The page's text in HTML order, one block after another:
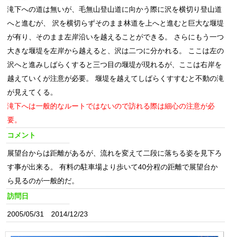
滝下への道は無いが、毛無山登山道に向かう際に沢を横切り登山道
へと進むが、 沢を横切らずそのまま林道を上へと進むと巨大な堰堤
が有り、そのまま左岸沿いを越えることができる。 さらにもう一つ
大きな堰堤を左岸から越えると、沢は二つに分かれる。 ここは左の
沢へと進みしばらくすると三つ目の堰堤が現れるが、ここは右岸を
越えていくが注意が必要。 堰堤を越えてしばらくすすむと不動の滝
が見えてくる。
滝下へは一般的なルートではないので訪れる際は細心の注意が必
要。
コメント
展望台からは距離があるが、流れを変えて二段に落ちる姿を見下ろ
す事が出来る。 有料の駐車場より歩いて40分程の距離で展望台か
ら見るのが一般的だ。
訪問日
2005/05/31 2014/12/23